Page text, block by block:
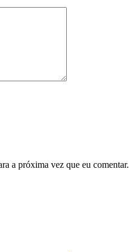
a próxima vez que eu comentar.